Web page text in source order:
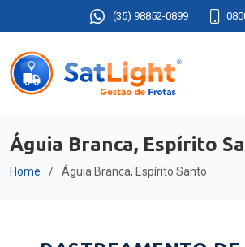
(35) 98852-0899
Águia Branca, Espírito
Home Águia Branca, Espírito Santo